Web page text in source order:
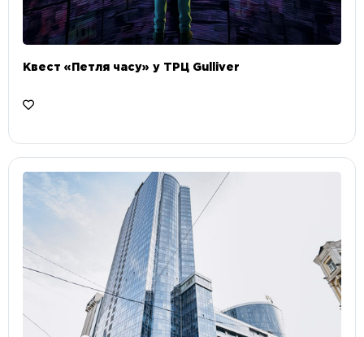
Квест «Петля часу» у ТРЦ Gulliver